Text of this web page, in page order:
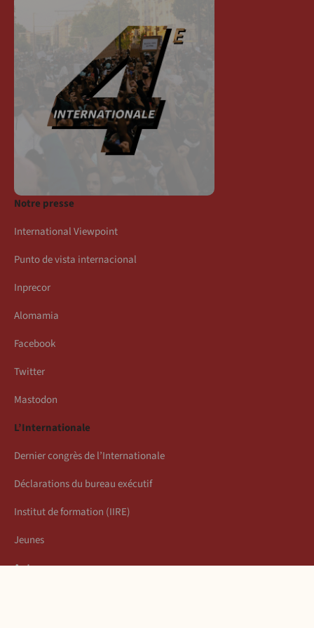
Notre presse
International Viewpoint
Punto de vista internacional
Inprecor
Alomamia
Facebook
Twitter
Mastodon
L’Internationale
Dernier congrès de l’Internationale
Déclarations du bureau exécutif
Institut de formation (IIRE)
Jeunes
Auteurs